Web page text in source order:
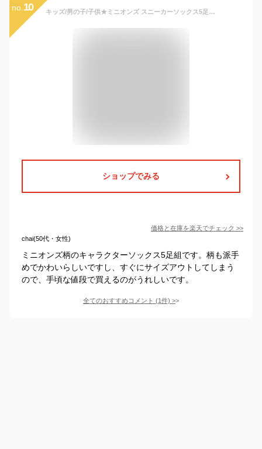
no. 10 キッズ/男の子/子供★ミニオンズ スニーカーソックス5足組/キャラクターソックス/靴下／ミニオン
ショップでみる
価格と在庫を楽天でチェック >>
chai(50代・女性)
ミニオンズ柄のキャラクターソックス5足組です。柄も派手
めでかわいらしいですし、すぐにサイズアウトしてしまう
ので、手頃な値段で買えるのがうれしいです。
全てのおすすめコメント (1件) >